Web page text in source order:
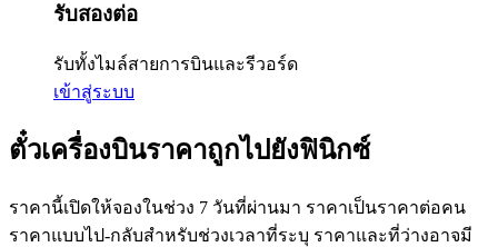
รับสองต่อ
รับทั้งไมล์สายการบินและรีวอร์ด
เข้าสู่ระบบ
ตั๋วเครื่องบินราคาถูกไปยังฟินิกซ์
ราคานี้เปิดให้จองในช่วง 7 วันที่ผ่านมา ราคาเป็นราคาต่อคน
ราคาแบบไป-กลับสำหรับช่วงเวลาที่ระบุ ราคาและที่ว่างอาจมี